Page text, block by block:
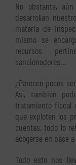
No obstante,
desarrollan
materia de
mismo se
recursos
sancionadores…
¿Parecen pocos
Así, también
tratamiento fiscal
que exploten los
cuentas, todo lo
acogerse en base
Todo esto nos